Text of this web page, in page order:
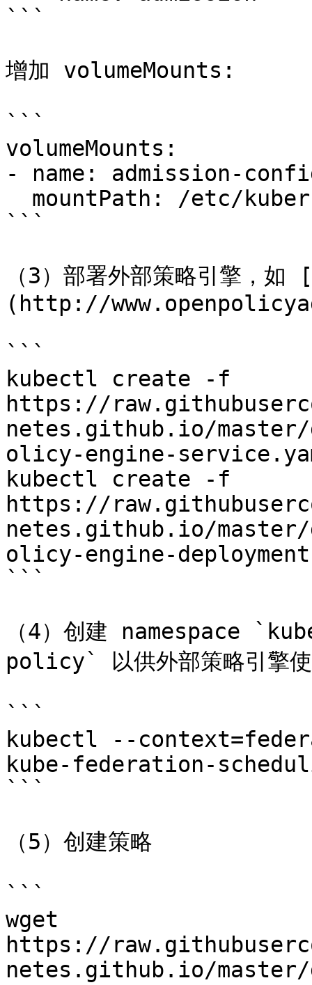
```
增加 volumeMounts:
```
volumeMounts:
- name: admission-
```
（3）部署外部策略引擎
(http://
```
kubectl create -f
https://
netes.github.io/
olicy-engine-
kubectl create -f
https://
netes.github.io/
olicy-engine-
```
（4）创建 namespace
policy` 以供外部策略引擎
```
kubectl --
kube-federation-
```
（5）创建策略
```
wget
https://
netes.github.io/